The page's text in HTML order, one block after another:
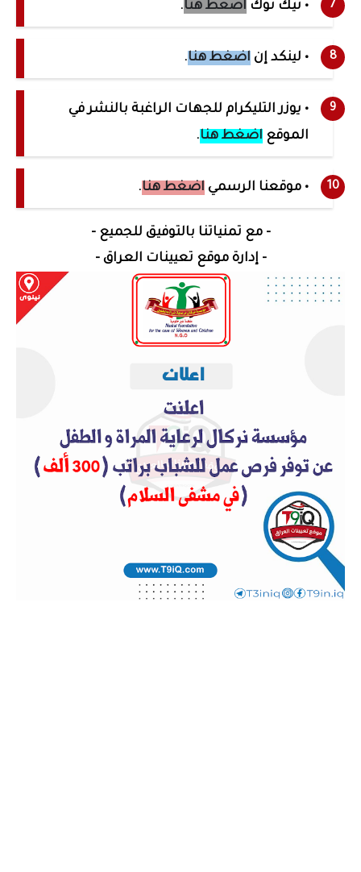
• تيك توك اضغط هنا.
• لينكد إن اضغط هنا.
• يوزر التليكرام للجهات الراغبة بالنشر في
الموقع اضغط هنا.
• موقعنا الرسمي اضغط هنا.
- مع تمنياتنا بالتوفيق للجميع -
- إدارة موقع تعيينات العراق -